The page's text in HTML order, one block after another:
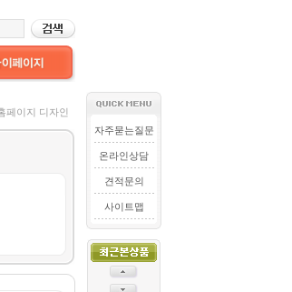
페이지 디자인
자주묻는질문
온라인상담
견적문의
사이트맵